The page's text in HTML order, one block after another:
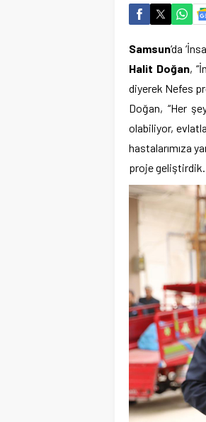
Samsun‘da
Halit Doğan,
diyerek Nefes
Doğan, “Her
olabiliyor,
hastalarımıza
proje geliştirdik.